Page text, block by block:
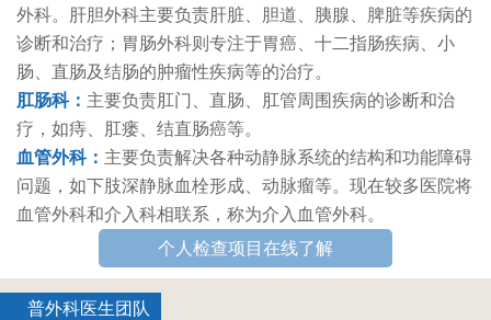
外科。肝胆外科主要负责肝脏、胆道、胰腺、脾脏等疾病的
诊断和治疗；胃肠外科则专注于胃癌、十二指肠疾病、小
肠、直肠及结肠的肿瘤性疾病等的治疗。
肛肠科： 主要负责肛门、直肠、肛管周围疾病的诊断和治
疗，如痔、肛瘘、结直肠癌等。
血管外科： 主要负责解决各种动静脉系统的结构和功能障碍
问题，如下肢深静脉血栓形成、动脉瘤等。现在较多医院将
血管外科和介入科相联系，称为介入血管外科。
个人检查项目在线了解
普外科医生团队